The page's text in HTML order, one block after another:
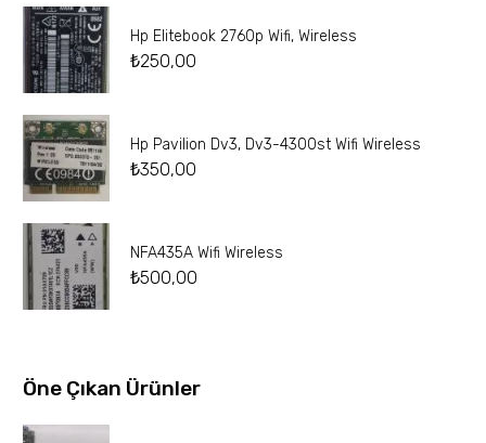
Hp Elitebook 2760p Wifi, Wireless
₺250,00
Hp Pavilion Dv3, Dv3-4300st Wifi Wireless
₺350,00
NFA435A Wifi Wireless
₺500,00
Öne Çıkan Ürünler